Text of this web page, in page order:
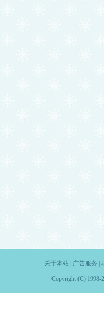
关于本站| 广告服务
Copyright (C) 1998-